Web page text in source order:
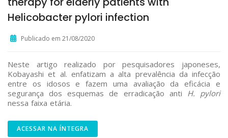
Helicobacter pylori infection
Publicado em 21/08/2020
Neste artigo realizado por pesquisadores japoneses,
Kobayashi et al. enfatizam a alta prevalência da infecção
entre os idosos e fazem uma avaliação da eficácia e
segurança dos esquemas de erradicação anti H. pylori
nessa faixa etária.
ACESSAR NA ÍNTEGRA